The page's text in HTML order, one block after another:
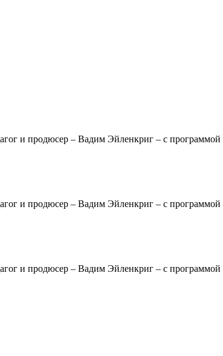
и продюсер – Вадим Эйленкриг – с
и продюсер – Вадим Эйленкриг – с
и продюсер – Вадим Эйленкриг – с